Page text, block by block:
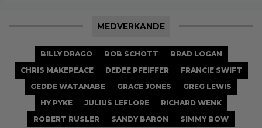
MEDVERKANDE
BILLY DRAGO BOB SCHOTT
BRAD LOGAN
CHRIS MAKEPEACE
DEDEE PFEIFFER
FRANCIE SWIFT
GEDDE WATANABE
GRACE JONES
GREG LEWIS
HY PYKE
JULIUS LEFLORE
RICHARD WENK
ROBERT RUSLER
SANDY BARON SIMMY BOW